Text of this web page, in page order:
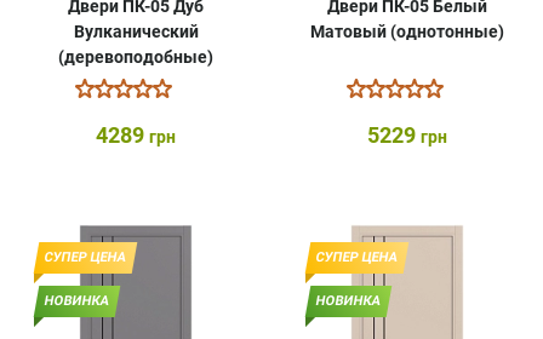
Двери ПК-05 Дуб
Вулканический
(деревоподобные)
4289 грн
Двери ПК-05 Белый
Матовый (однотонные)
5229 грн
СУПЕР ЦЕНА
НОВИНКА
СУПЕР ЦЕНА
НОВИНКА